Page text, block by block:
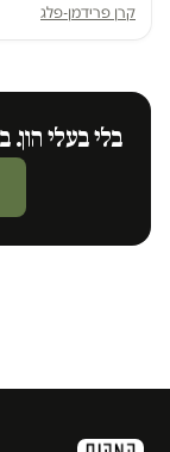
קרן פרידמן-פלג
בלי בעלי